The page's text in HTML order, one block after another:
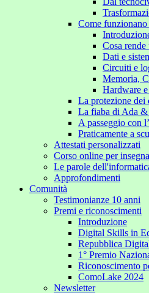
Come
Cosa
Dati e
Circuiti e
Memoria,
Hardware
La protezione dei
La fiaba di Ada &
A passeggio con
Praticamente a
Attestati personalizzati
Corso online per
Le parole
Approfondimenti
Comunità
Testimonianze 10 anni
Premi e riconoscimenti
Introduzione
Digital Skills in
Repubblica
1° Premio
Riconoscimento
ComoLake 2024
Newsletter